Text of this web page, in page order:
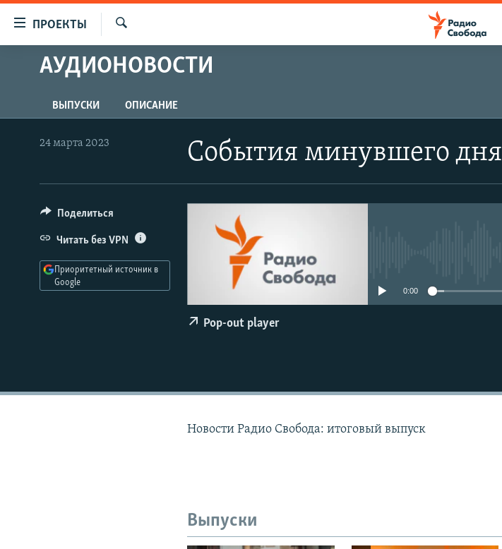
упрощенного
доступа
Вернуться
к
основному
главной
Вернутся
ПРОЕКТЫ
ПРОГРАММЫ
АВТОРСКИЕ ПРОЕКТЫ
ЦИТАТЫ СВОБОДЫ
IDEL.РЕАЛИИ
КАВКАЗ.РЕАЛИИ
СЕВЕР.РЕАЛИИ
СИБИРЬ.РЕАЛИИ
АУДИОНОВОСТИ
ВЫПУСКИ ОПИСАНИЕ
События минувшего дня
24 марта 2023
0:00
Pop-out player
Поделиться
Читать без VPN
Приоритетный источник в
Google
Новости Радио Свобода: итоговый выпуск
Выпуски